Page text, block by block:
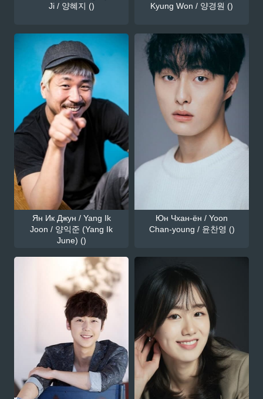
Ji / 양혜지 ()
Kyung Won / 양경원 ()
Ян Ик Джун / Yang Ik
Joon / 양익준 (Yang Ik
June) ()
Юн Чхан-ён / Yoon
Chan-young / 윤찬영 ()